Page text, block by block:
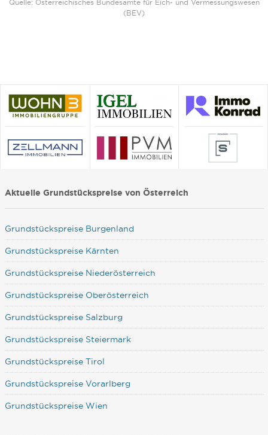
Quelle: Österreichisches Bundesamte für Eich- und Vermessungswesen
(BEV)
Aktuelle Grundstückspreise von Österreich
Grundstückspreise Burgenland
Grundstückspreise Kärnten
Grundstückspreise Niederösterreich
Grundstückspreise Oberösterreich
Grundstückspreise Salzburg
Grundstückspreise Steiermark
Grundstückspreise Tirol
Grundstückspreise Vorarlberg
Grundstückspreise Wien